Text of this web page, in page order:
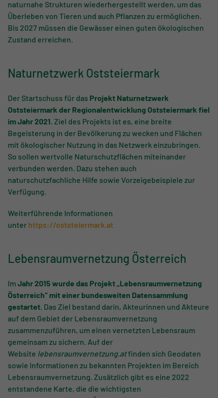
naturnahe Strukturen wiederhergestellt werden, um das
Überleben von Tieren und auch Pflanzen zu ermöglichen.
Bis 2027 müssen die Gewässer einen guten ökologischen
Zustand erreichen.
Naturnetzwerk Oststeiermark
Der Startschuss für das Projekt Naturnetzwerk
Oststeiermark der Regionalentwicklung Oststeiermark fiel
im Jahr 2021 . Ziel des Projekts ist es, eine breite
Begeisterung in der Bevölkerung zu wecken und Flächen
mit ökologischer Nutzung in das Netzwerk einzubringen.
So sollen wertvolle Naturschutzflächen miteinander
verbunden werden. Dazu stehen auch
naturschutzfachliche Hilfe sowie Vorzeigebeispiele zur
Verfügung.
Weiterführende Informationen
unter https://oststeiermark.at
Lebensraumvernetzung Österreich
Im Jahr 2015 wurde das Projekt „Lebensraumvernetzung
Österreich“ mit einer bundesweiten Datensammlung
gestartet. Das Ziel bestand darin, Akteurinnen und Akteure
auf dem Gebiet der Lebensraumvernetzung
zusammenzuführen, um einen vernetzten Lebensraum
gemeinsam zu sichern. Auf der
Website lebensraumvernetzung.atfinden sich Geodaten
sowie Informationen zu bekannten Projekten im Bereich
Lebensraumvernetzung. Zusätzlich gibt es eine 2022
entstandene Karte, die die wichtigsten